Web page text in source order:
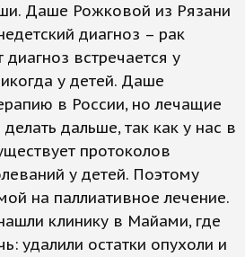
Даше Рожковой из Рязани
диагноз – рак
диагноз встречается у
у детей. Даше
в России, но лечащие
дальше, так как у нас в
протоколов
у детей. Поэтому
на паллиативное лечение.
клинику в Майами, где
удалили остатки опухоли и